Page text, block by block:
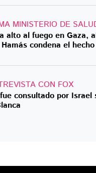
MINISTERIO DE
alto al fuego en Gaza,
condena el hecho
CON FOX
consultado por